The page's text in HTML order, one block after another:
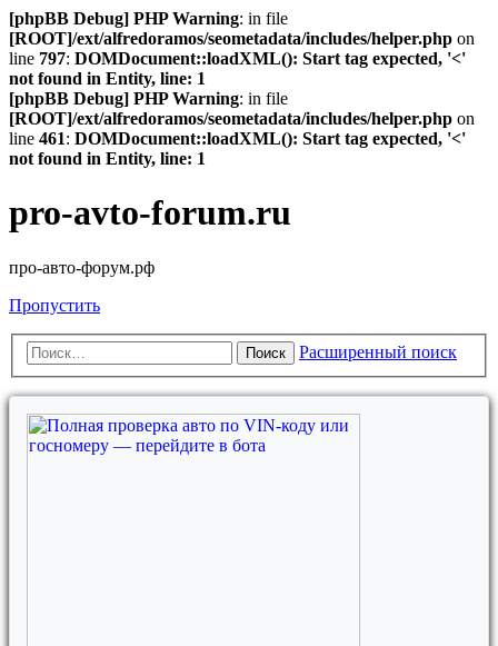
[phpBB Debug] PHP Warning: in file
[ROOT]/ext/alfredoramos/seometadata/includes/helper.php on
line 797: DOMDocument::loadXML(): Start tag expected, '<'
not found in Entity, line: 1
[phpBB Debug] PHP Warning: in file
[ROOT]/ext/alfredoramos/seometadata/includes/helper.php on
line 461: DOMDocument::loadXML(): Start tag expected, '<'
not found in Entity, line: 1
pro-avto-forum.ru
про-авто-форум.рф
Пропустить
Поиск Расширенный поиск